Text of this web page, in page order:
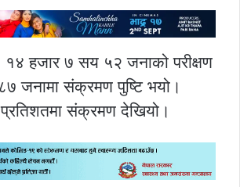
१४ हजार ७ सय ५२ जनाको परीक्षण
जनामा संक्रमण पुष्टि भयो।
संक्रमण देखियो।